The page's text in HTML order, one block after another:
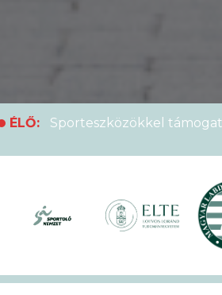
ÉLŐ:
Sporteszközökkel
ÉLŐ:
Rekordlétszámmal
Soha ennyien nem
XVII. KEK!
ÉLŐ:
A hivatalos megnyitóval